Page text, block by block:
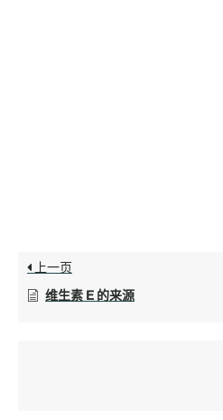
上一页
维生素 E 的来源